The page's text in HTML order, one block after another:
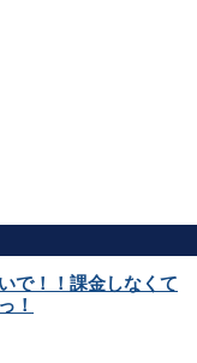
で！！課金しなくて
！